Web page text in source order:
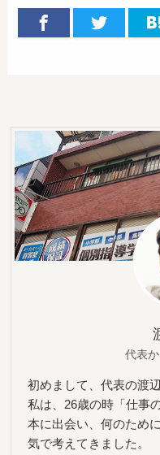
代表
初めまして、代表の渡
私は、26歳の時「仕事
本に出会い、何のため
気で考えてきました。